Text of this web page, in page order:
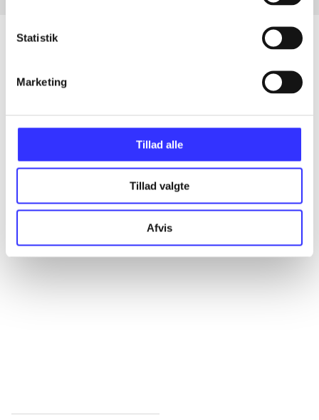
Statistik
Marketing
Tillad alle
Tillad valgte
Afvis
Artikler